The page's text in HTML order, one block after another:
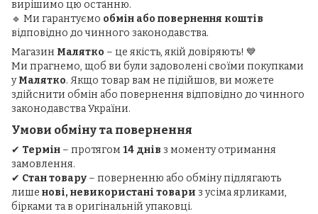
вирішимо цю останню.
🔹 Ми гарантуємо обмін або повернення коштів
відповідно до чинного законодавства.
Магазин Малятко – це якість, якій довіряють! 💙
Ми прагнемо, щоб ви були задоволені своїми покупками
уМалятко. Якщо товар вам не підійшов, ви можете
здійснити обмін або повернення відповідно до чинного
законодавства України.
Умови обміну та повернення
✔ Термін – протягом 14 днів з моменту отримання
замовлення.
✔ Стан товару – поверненню або обміну підлягають
лише нові, невикористані товари з усіма ярликами,
бірками та в оригінальній упаковці.